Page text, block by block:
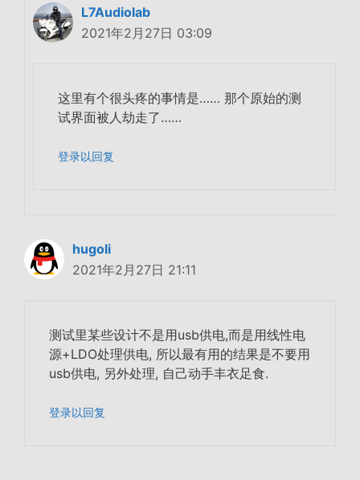
L7Audiolab
2021年2月27日 03:09
这里有个很头疼的事情是…… 那个原始的测
试界面被人劫走了……
登录以回复
hugoli
2021年2月27日 21:11
测试里某些设计不是用usb供电,而是用线性电
源+LDO处理供电, 所以最有用的结果是不要用
usb供电, 另外处理, 自己动手丰衣足食.
登录以回复